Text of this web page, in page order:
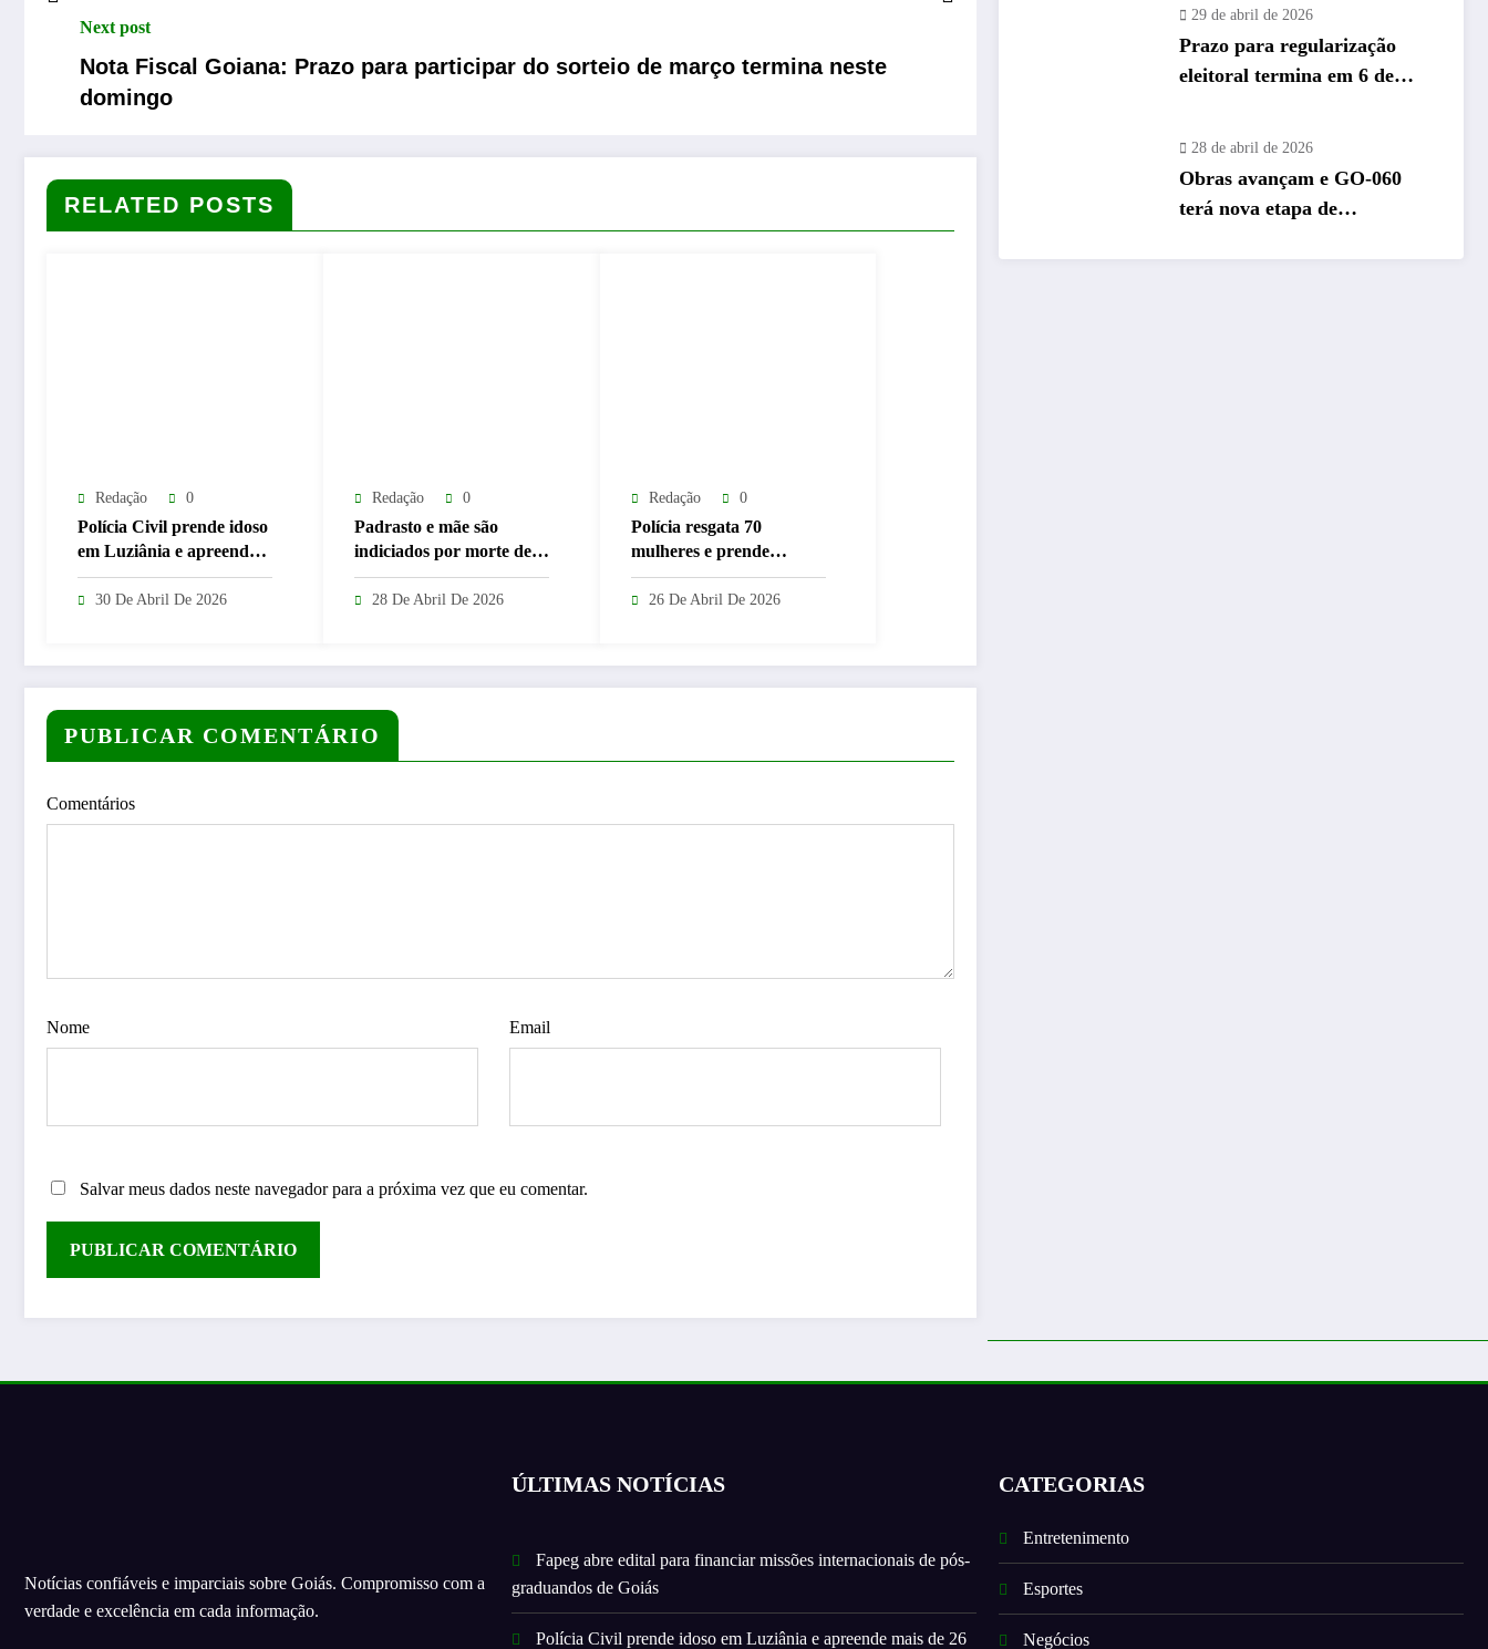
Next post
Nota Fiscal Goiana: Prazo para participar do sorteio de março termina neste
domingo
RELATED POSTS
Redação 0
Polícia Civil prende idoso
em Luziânia e apreende
mais de 26 mil “rebites”
destinados a
30 De Abril De 2026
Redação 0
Padrasto e mãe são
indiciados por morte de
menina envenenada com
“chumbinho” em Alto
28 De Abril De 2026
Redação 0
Polícia resgata 70
mulheres e prende
suspeitos por clínica
clandestina em Abadia de
26 De Abril De 2026
PUBLICAR COMENTÁRIO
Comentários
Nome Email
Salvar meus dados neste navegador para a próxima vez que eu comentar.
29 de abril de 2026
Prazo para regularização
eleitoral termina em 6 de
28 de abril de 2026
Obras avançam e GO-060
terá nova etapa de
Notícias confiáveis e imparciais sobre Goiás. Compromisso com a
verdade e excelência em cada informação.
ÚLTIMAS NOTÍCIAS
Fapeg abre edital para financiar missões internacionais de pós-
graduandos de Goiás
Polícia Civil prende idoso em Luziânia e apreende mais de 26
CATEGORIAS
Entretenimento
Esportes
Negócios